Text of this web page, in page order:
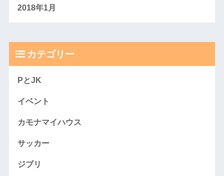
2018年1月
カテゴリー
PとJK
イベント
カモナマイハウス
サッカー
ジブリ